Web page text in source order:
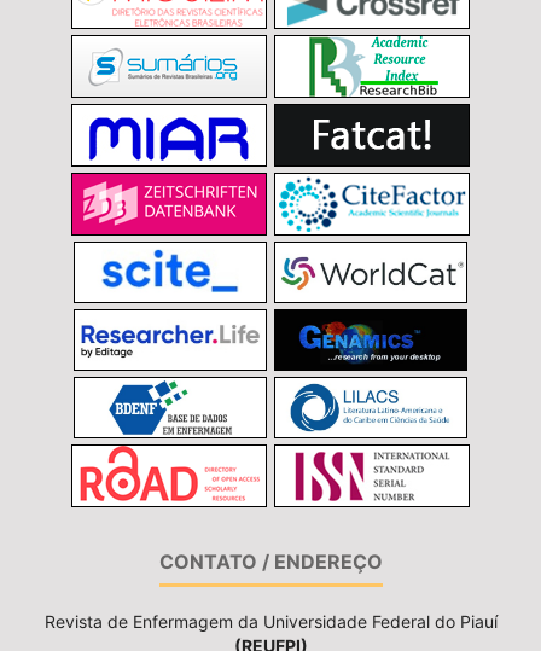
CONTATO / ENDEREÇO
Revista de Enfermagem da Universidade Federal do Piauí
(REUFPI)